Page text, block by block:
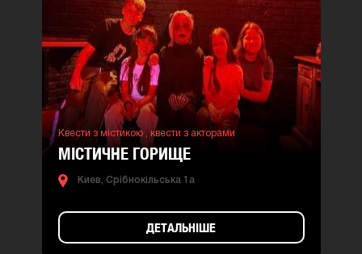
Квести з містикою , квести з акторами
МІСТИЧНЕ ГОРИЩЕ
Киев, Срібнокільська 1а
ДЕТАЛЬНІШЕ